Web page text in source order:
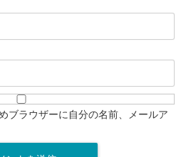
ブラウザーに自分の名前、メールア